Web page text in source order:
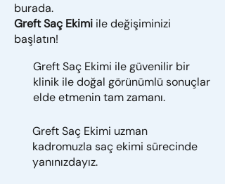
burada.
Greft Saç Ekimi ile değişiminizi
başlatın!
Greft Saç Ekimi ile güvenilir bir
klinik ile doğal görünümlü sonuçlar
elde etmenin tam zamanı.
Greft Saç Ekimi uzman
kadromuzla saç ekimi sürecinde
yanınızdayız.